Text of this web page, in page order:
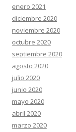
enero 2021
diciembre 2020
noviembre 2020
octubre 2020
septiembre 2020
agosto 2020
julio 2020
junio 2020
mayo 2020
abril 2020
marzo 2020